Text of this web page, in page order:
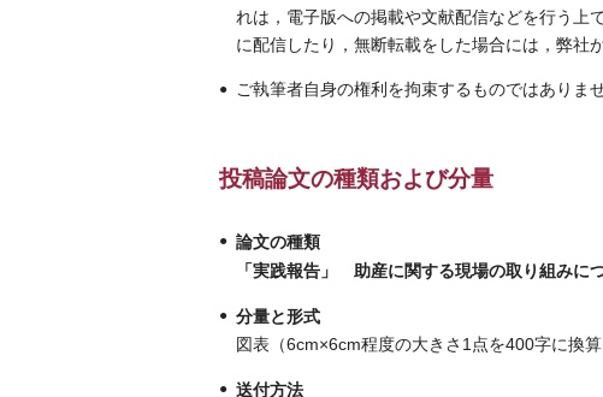
れは，電子版への掲載や文献配信などを行う上
に配信したり，無断転載をした場合には，弊社
ご執筆者自身の権利を拘束するものではありま
投稿論文の種類および分量
論文の種類
「実践報告」 助産に関する現場の取り組みに
分量と形式
図表（6cm×6cm程度の大きさ1点を400字に換
送付方法